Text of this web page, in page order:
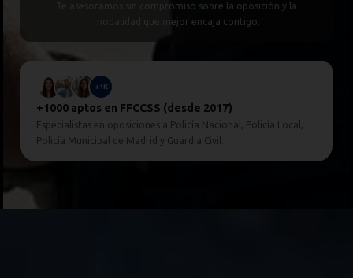
Te asesoramos sin compromiso sobre la oposición y la
modalidad que mejor encaja contigo.
+1K
+1000 aptos en FFCCSS (desde 2017)
Especialistas en oposiciones a Policía Nacional, Policía Local,
Policía Municipal de Madrid y Guardia Civil.